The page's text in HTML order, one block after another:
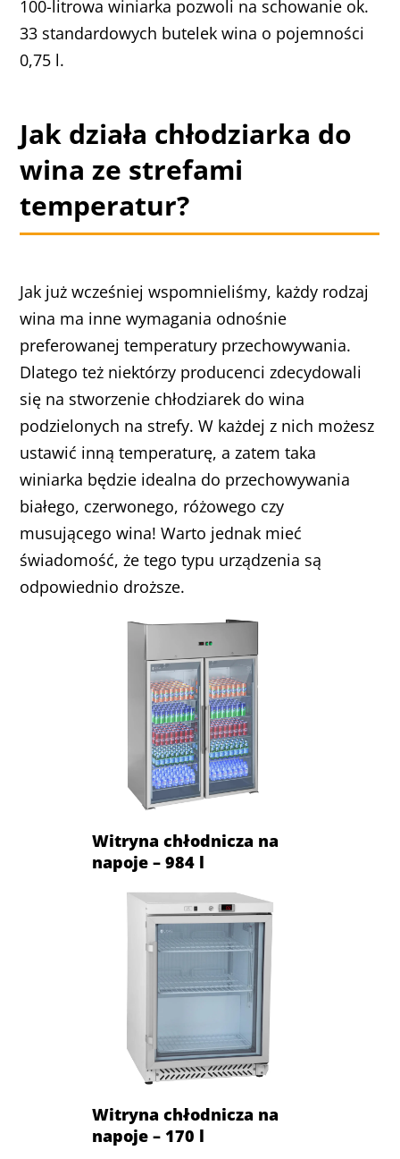
100-litrowa winiarka pozwoli na schowanie ok.
33 standardowych butelek wina o pojemności
0,75 l.
Jak działa chłodziarka do
wina ze strefami
temperatur?
Jak już wcześniej wspomnieliśmy, każdy rodzaj
wina ma inne wymagania odnośnie
preferowanej temperatury przechowywania.
Dlatego też niektórzy producenci zdecydowali
się na stworzenie chłodziarek do wina
podzielonych na strefy. W każdej z nich możesz
ustawić inną temperaturę, a zatem taka
winiarka będzie idealna do przechowywania
białego, czerwonego, różowego czy
musującego wina! Warto jednak mieć
świadomość, że tego typu urządzenia są
odpowiednio droższe.
Witryna chłodnicza na
napoje – 984 l
Witryna chłodnicza na
napoje – 170 l